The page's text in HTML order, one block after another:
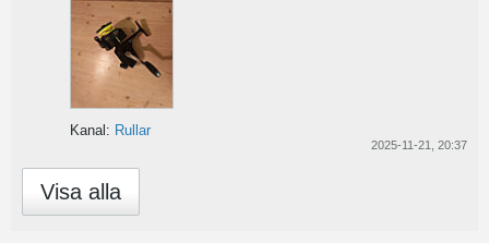
Kanal: Rullar
2025-11-21, 20:37
Visa alla